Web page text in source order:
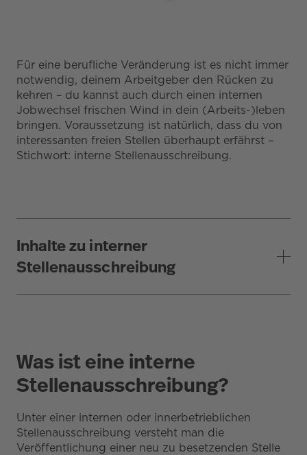
Für eine berufliche Veränderung ist es nicht immer
notwendig, deinem Arbeitgeber den Rücken zu
kehren – du kannst auch durch einen internen
Jobwechsel frischen Wind in dein (Arbeits-)leben
bringen. Voraussetzung ist natürlich, dass du von
interessanten freien Stellen überhaupt erfährst –
Stichwort: interne Stellenausschreibung.
Inhalte zu interner
Stellenausschreibung
Was ist eine interne
Stellenausschreibung?
Unter einer internen oder innerbetrieblichen
Stellenausschreibung versteht man die
Veröffentlichung einer neu zu besetzenden Stelle